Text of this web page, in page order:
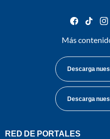
facebook
tiktok
Más
Descarga
Descarga
RED DE PORTALES